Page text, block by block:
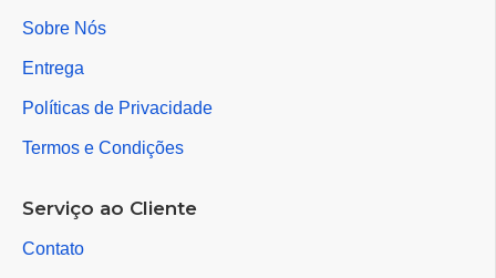
Sobre Nós
Entrega
Políticas de Privacidade
Termos e Condições
Serviço ao Cliente
Contato